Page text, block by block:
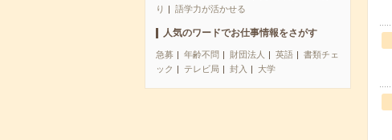
り
語学力が活かせる
人気のワードでお仕事情報をさがす
急募 年齢不問 財団法人 英語
書類チェ
ック
テレビ局 封入 大学